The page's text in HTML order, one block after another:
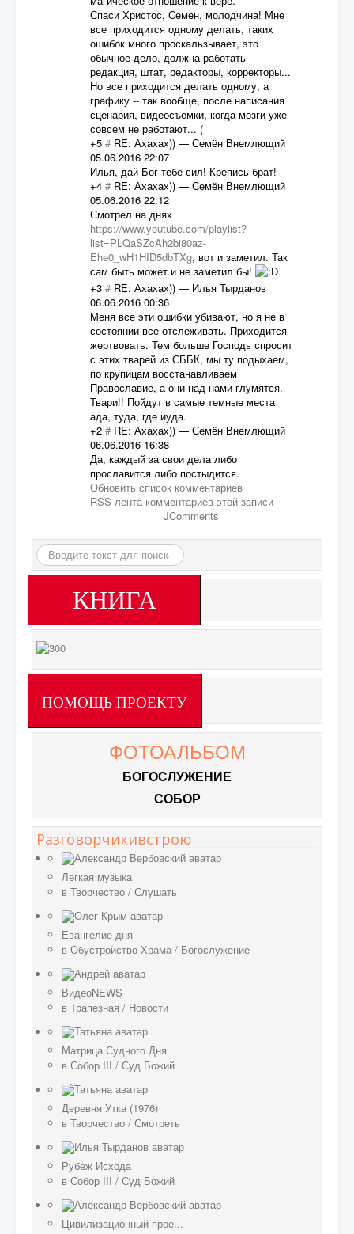
Спаси Христос, Семен, молодчина! Мне
все приходится одному делать, таких
ошибок много проскальзывает, это
обычное дело, должна работать
редакция, штат, редакторы, корректоры...
Но все приходится делать одному, а
графику -- так вообще, после написания
сценария, видеосъемки, когда мозги уже
совсем не работают... (
+5 # RE: Ахахах))— Семён Внемлющий
05.06.2016 22:07
Илья, дай Бог тебе сил! Крепись брат!
+4 # RE: Ахахах))— Семён Внемлющий
05.06.2016 22:12
Смотрел на днях
https://www.youtube.com/playlist?
list=PLQaSZcAh2bi80az-
Ehe0_wH1HID5dbTXg, вот и заметил. Так
сам быть может и не заметил бы!
+3 # RE: Ахахах))— Илья Тырданов
06.06.2016 00:36
Меня все эти ошибки убивают, но я не в
состоянии все отслеживать. Приходится
жертвовать. Тем больше Господь спросит
с этих тварей из СББК, мы ту подыхаем,
по крупицам восстанавливаем
Православие, а они над нами глумятся.
Твари!! Пойдут в самые темные места
ада, туда, где иуда.
+2 # RE: Ахахах))— Семён Внемлющий
06.06.2016 16:38
Да, каждый за свои дела либо
прославится либо постыдится.
Обновить список комментариев
RSS лента комментариев этой записи
JComments
Искать...
КНИГА
ПОМОЩЬ ПРОЕКТУ
ФОТОАЛЬБОМ
БОГОСЛУЖЕНИЕ
СОБОР
Разговорчикивстрою
Легкая музыка
в Творчество / Слушать
Евангелие дня
в Обустройство Храма / Богослужение
ВидеоNEWS
в Трапезная / Новости
Матрица Судного Дня
в Собор III / Суд Божий
Деревня Утка (1976)
в Творчество / Смотреть
Рубеж Исхода
в Собор III / Суд Божий
Цивилизационный прое...